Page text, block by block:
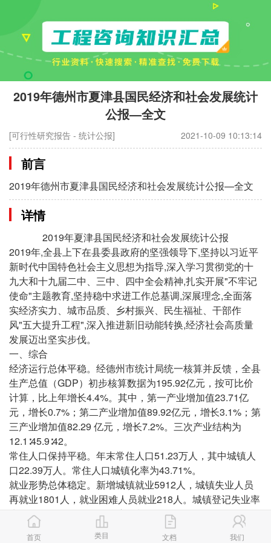
2019年德州市夏津县国民经济和社会发展统计
公报—全文
[可行性研究报告 - 统计公报] 2021-10-09 10:13:14
前言
2019年德州市夏津县国民经济和社会发展统计公报—全文
详情
2019年夏津县国民经济和社会发展统计公报
2019年,全县上下在县委县政府的坚强领导下,坚持以习近平
新时代中国特色社会主义思想为指导,深入学习贯彻党的十
九大和十九届二中、三中、四中全会精神,扎实开展"不牢记
使命"主题教育,坚持稳中求进工作总基调,深展理念,全面落
实经济实力、城市品质、乡村振兴、民生福祉、干部作
风"五大提升工程",深入推进新旧动能转换,经济社会高质量
发展迈出坚实步伐。
一、综合
经济运行总体平稳。经德州市统计局统一核算并反馈，全县
生产总值（GDP）初步核算数据为195.92亿元，按可比价
计算，比上年增长4.4%。其中，第一产业增加值23.71亿
元，增长0.7%；第二产业增加值89.92亿元，增长3.1%；第
三产业增加值82.29 亿元，增长7.2%。三次产业结构为
12.1∶45.9∶42。
常住人口保持平稳。年末常住人口51.23万人，其中城镇人
口22.39万人。常住人口城镇化率为43.71%。
就业形势总体稳定。新增城镇就业5912人，城镇失业人员
再就业1801人，就业困难人员就业218人。城镇登记失业率
为2.33%，低于3.5%的年度控制目标。
新登记企业加快增长。2019年新增市场主体4524户，比上
首页 类目 文档 我们